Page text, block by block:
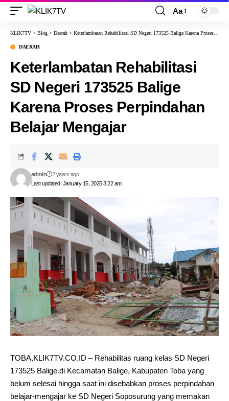
Aa
KLIK7TV > Blog > Daerah > Keterlambatan Rehabilitasi SD Negeri 173525 Balige Karena Proses Perpindahan Belajar Mengajar
DAERAH
Keterlambatan Rehabilitasi
SD Negeri 173525 Balige
Karena Proses Perpindahan
Belajar Mengajar
Last updated: January 15, 2025 3:22 am
admin 2 years ago
TOBA,KLIK7TV.CO.ID – Rehabilitas ruang kelas SD Negeri
173525 Balige.di Kecamatan Balige, Kabupaten Toba yang
belum selesai hingga saat ini disebabkan proses perpindahan
belajar-mengajar ke SD Negeri Soposurung yang memakan